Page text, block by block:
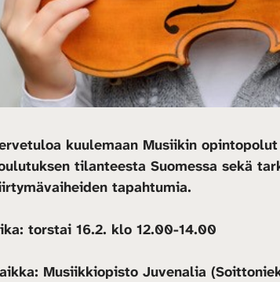
kuulemaan Musiikin
tilanteesta Suomessa sekä
tapahtumia.
torstai 16.2. klo 12.00-14.00
Musiikkiopisto Juvenalia